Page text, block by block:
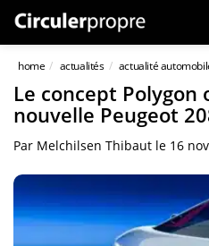
home actualités actualité
Le concept Polygon
nouvelle Peugeot
Par Melchilsen Thibaut le 16